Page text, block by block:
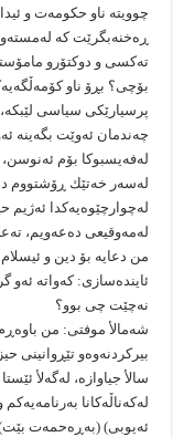
چوویته‌ ناو حكومه‌ت و
ڕه‌خنه‌بگرێت كه‌
ته‌كسى و دوكتۆرو
بۆچى؟ بڕۆ ناو
پرسیارێكى سیاسى لێبكه‌،
چه‌ندمان ئه‌وێت بگه‌ینه‌
له‌فه‌یسبوكا بۆم
له‌سه‌ر خه‌تێك ڕۆشتووم
له‌چوارچێوه‌یه‌كدا
له‌مه‌وقیعى ده‌عه‌ویم،
من دعایه‌ بۆ دین و
ئاینده‌سازى: كه‌واته‌ ئه‌و
نه‌چێت چى بوو؟
شه‌مالأ موفتى: من
بیركردنه‌وه‌و
سالأ جیاوازه‌، له‌گه‌لأ
له‌كه‌ناڵه‌كانا
ئه‌یوبى) (به‌ڕه‌حمه‌ت بێت)